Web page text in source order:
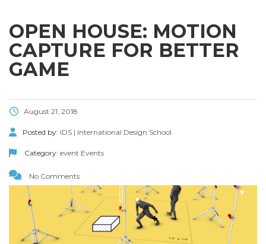
OPEN HOUSE: MOTION
CAPTURE FOR BETTER
GAME
August 21, 2018
Posted by: IDS | International Design School
Category: event Events
No Comments